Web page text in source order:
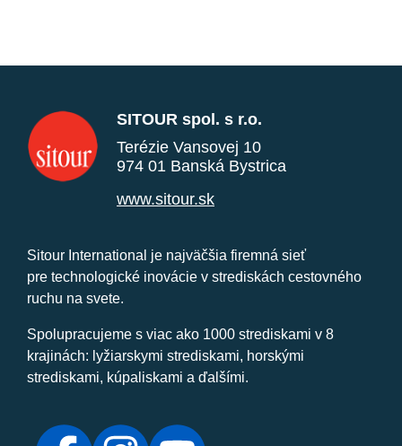
SITOUR spol. s r.o.
Terézie Vansovej 10
974 01 Banská Bystrica
www.sitour.sk
Sitour International je najväčšia firemná sieť
pre technologické inovácie v strediskách cestovného
ruchu na svete.
Spolupracujeme s viac ako 1000 strediskami v 8
krajinách: lyžiarskymi strediskami, horskými
strediskami, kúpaliskami a ďalšími.